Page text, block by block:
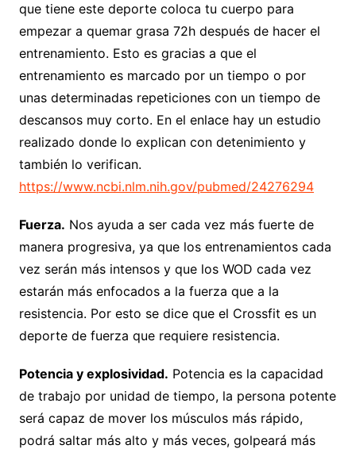
que tiene este deporte coloca tu cuerpo para
empezar a quemar grasa 72h después de hacer el
entrenamiento. Esto es gracias a que el
entrenamiento es marcado por un tiempo o por
unas determinadas repeticiones con un tiempo de
descansos muy corto. En el enlace hay un estudio
realizado donde lo explican con detenimiento y
también lo verifican.
https://www.ncbi.nlm.nih.gov/pubmed/24276294
Fuerza. Nos ayuda a ser cada vez más fuerte de
manera progresiva, ya que los entrenamientos cada
vez serán más intensos y que los WOD cada vez
estarán más enfocados a la fuerza que a la
resistencia. Por esto se dice que el Crossfit es un
deporte de fuerza que requiere resistencia.
Potencia y explosividad. Potencia es la capacidad
de trabajo por unidad de tiempo, la persona potente
será capaz de mover los músculos más rápido,
podrá saltar más alto y más veces, golpeará más